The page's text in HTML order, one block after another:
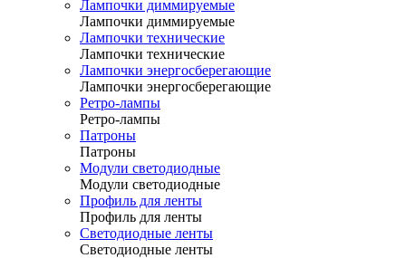
Лампочки диммируемые
Лампочки диммируемые
Лампочки технические
Лампочки технические
Лампочки энергосберегающие
Лампочки энергосберегающие
Ретро-лампы
Ретро-лампы
Патроны
Патроны
Модули светодиодные
Модули светодиодные
Профиль для ленты
Профиль для ленты
Светодиодные ленты
Светодиодные ленты